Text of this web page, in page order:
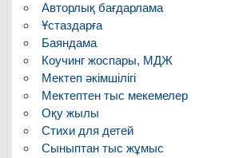
Авторлық бағдарлама
Ұстаздарға
Баяндама
Коучинг жоспары, МДЖ
Мектеп әкімшілігі
Мектептен тыс мекемелер
Оқу жылы
Стихи для детей
Сыныптан тыс жұмыс